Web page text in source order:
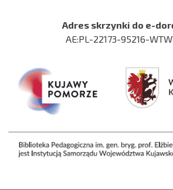
Adres skrzynki do e-
AE:PL-22173-95216-